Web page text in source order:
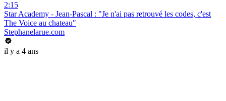
2:15
Star Academy - Jean-Pascal : "Je n'ai pas retrouvé les codes, c'est
The Voice au chateau"
Stephanelarue.com
il y a 4 ans